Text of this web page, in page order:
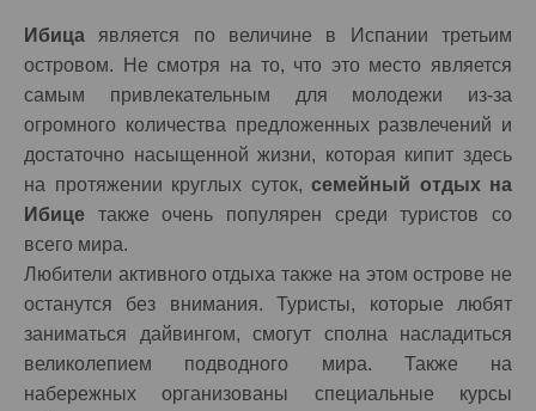
Ибица является по величине в Испании третьим
островом. Не смотря на то, что это место является
самым привлекательным для молодежи из-за
огромного количества предложенных развлечений и
достаточно насыщенной жизни, которая кипит здесь
на протяжении круглых суток, семейный отдых на
Ибице также очень популярен среди туристов со
всего мира.
Любители активного отдыха также на этом острове не
останутся без внимания. Туристы, которые любят
заниматься дайвингом, смогут сполна насладиться
великолепием подводного мира. Также на
набережных организованы специальные курсы